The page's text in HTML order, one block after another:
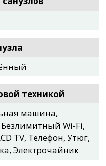
техникой
машина,
Wi-Fi,
ТV, Телефон, Утюг,
Электрочайник